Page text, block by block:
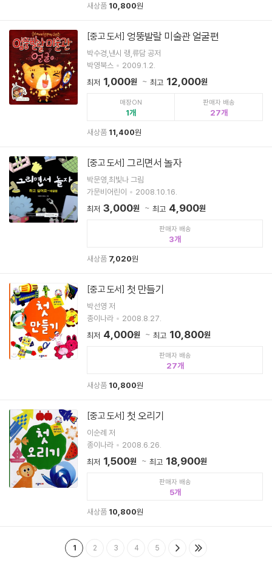
새상품 10,800원
[중고 도서] 엉뚱발랄 미술관 얼굴편
박수경,낸시 랭,류담 공저
박영북스
2009.1.2.
최저 1,000원 최고 12,000원
매장ON
1
판매자 배송
27
새상품 11,400원
[중고 도서] 그리면서 놀자
박문영,최빛나 그림
가문비어린이
2008.10.16.
최저 3,000원 최고 4,900원
판매자 배송
3
새상품 7,020원
[중고 도서] 첫 만들기
박선영 저
종이나라
2008.8.27.
최저 4,000원 최고 10,800원
판매자 배송
27
새상품 10,800원
[중고 도서] 첫 오리기
이순례 저
종이나라
2008.6.26.
최저 1,500원 최고 18,900원
판매자 배송
5
새상품 10,800원
1 2 3 4 5